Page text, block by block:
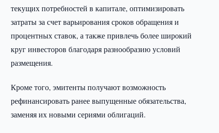
текущих потребностей в капитале, оптимизировать
затраты за счет варьирования сроков обращения и
процентных ставок, а также привлечь более широкий
круг инвесторов благодаря разнообразию условий
размещения.
Кроме того, эмитенты получают возможность
рефинансировать ранее выпущенные обязательства,
заменяя их новыми сериями облигаций.